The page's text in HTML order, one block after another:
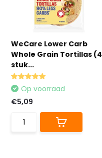
WeCare Lower Carb
Whole Grain Tortillas (4
stuk...
Op voorraad
€5,09